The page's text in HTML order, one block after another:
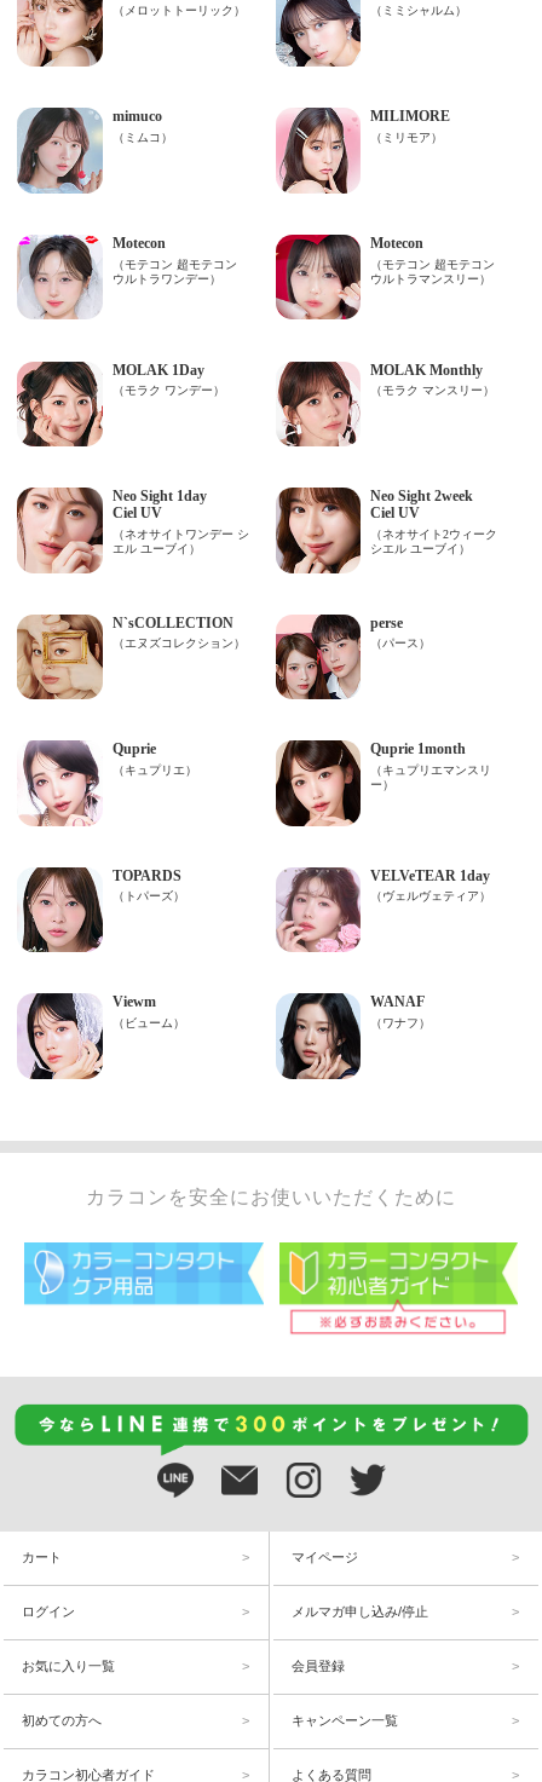
カラコンを安全にお使いいただくために
カート マイページ
ログイン メルマガ申し込み/停止
お気に入り一覧 会員登録
初めての方へ キャンペーン一覧
カラコン初心者ガイド よくある質問